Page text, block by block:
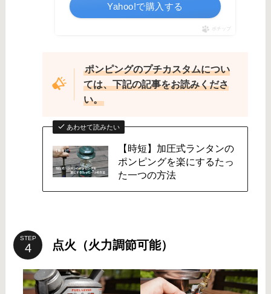
Yahoo!で購入する
ポチップ
ポンピングのプチカスタムについ
ては、下記の記事をお読みくださ
い。
あわせて読みたい
【時短】加圧式ランタンの
ポンピングを楽にするたっ
た一つの方法
STEP 点火（火力調節可能）